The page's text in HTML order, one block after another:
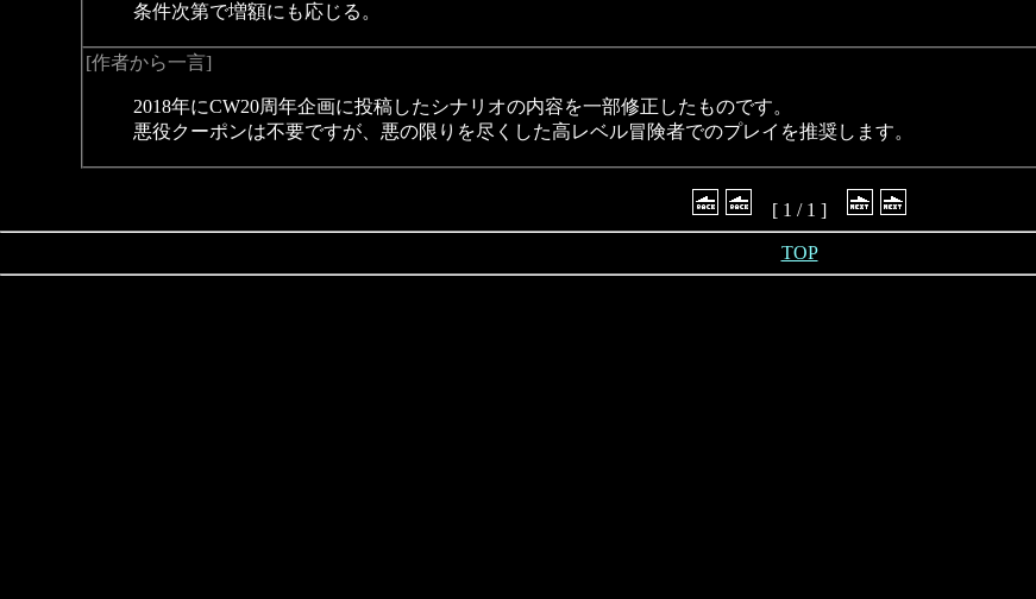
条件次第で増額にも応じる。
[作者から一言]
2018年にCW20周年企画に投稿したシナリオの内容を一部修正したものです。
悪役クーポンは不要ですが、悪の限りを尽くした高レベル冒険者でのプレイを推奨します。
[ 1 / 1 ]
TOP